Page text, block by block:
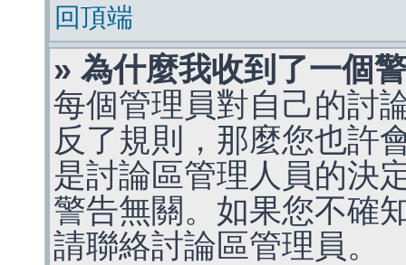
回頂端
» 為什麼我收到了一個
每個管理員對自己的討
反了規則，那麼您也許
是討論區管理人員的決
警告無關。如果您不確
請聯絡討論區管理員。